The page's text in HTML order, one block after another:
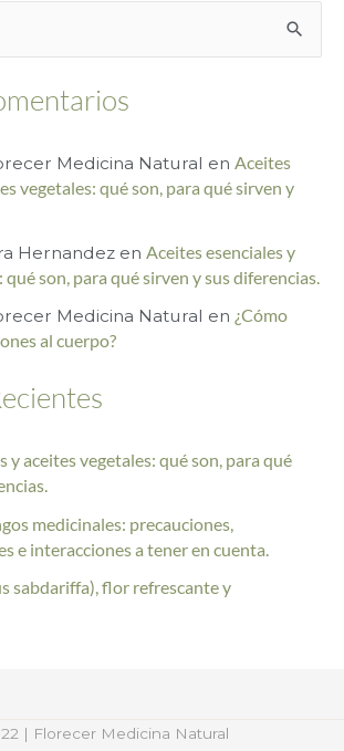
Medicina Natural en Aceites
vegetales: qué son, para qué sirven y
Hernandez en Aceites esenciales y
qué son, para qué sirven y sus diferencias.
Medicina Natural en ¿Cómo
al cuerpo?
y aceites vegetales: qué son, para qué
medicinales: precauciones,
e interacciones a tener en cuenta.
sabdariffa), flor refrescante y
| Florecer Medicina Natural